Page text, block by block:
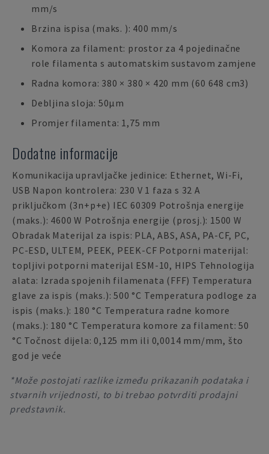
mm/s
Brzina ispisa (maks. ): 400 mm/s
Komora za filament: prostor za 4 pojedinačne
role filamenta s automatskim sustavom zamjene
Radna komora: 380 × 380 × 420 mm (60 648 cm3)
Debljina sloja: 50µm
Promjer filamenta: 1,75 mm
Dodatne informacije
Komunikacija upravljačke jedinice: Ethernet, Wi-Fi,
USB Napon kontrolera: 230 V 1 faza s 32 A
priključkom (3n+p+e) IEC 60309 Potrošnja energije
(maks.): 4600 W Potrošnja energije (prosj.): 1500 W
Obradak Materijal za ispis: PLA, ABS, ASA, PA-CF, PC,
PC-ESD, ULTEM, PEEK, PEEK-CF Potporni materijal:
topljivi potporni materijal ESM-10, HIPS Tehnologija
alata: Izrada spojenih filamenata (FFF) Temperatura
glave za ispis (maks.): 500 °C Temperatura podloge za
ispis (maks.): 180 °C Temperatura radne komore
(maks.): 180 °C Temperatura komore za filament: 50
°C Točnost dijela: 0,125 mm ili 0,0014 mm/mm, što
god je veće
*Može postojati razlike između prikazanih podataka i
stvarnih vrijednosti, to bi trebao potvrditi prodajni
predstavnik.